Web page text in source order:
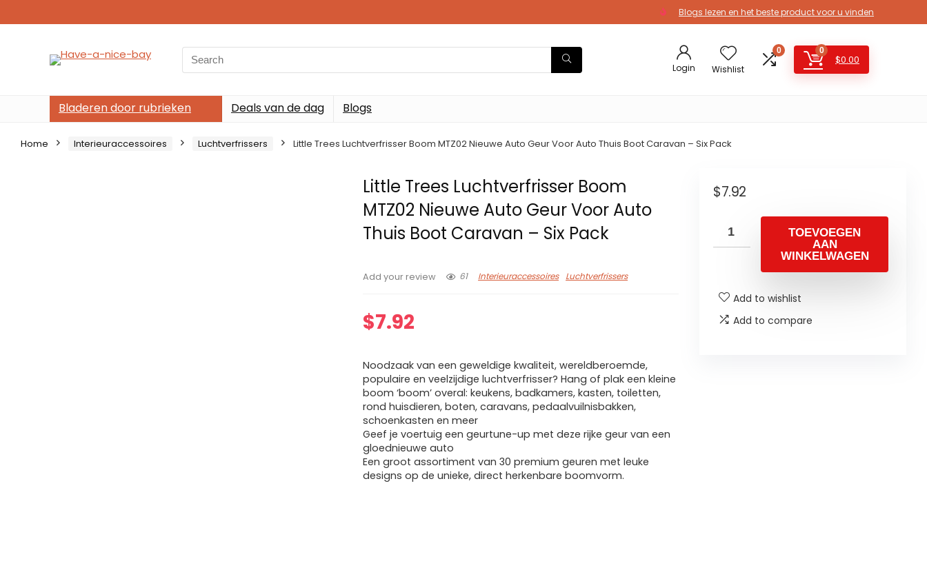
Blogs lezen en het beste product voor u vinden
Search
for:
Login Wishlist
0 0
$0.00
Bladeren door rubrieken Deals van de dag Blogs
Home Interieuraccessoires Luchtverfrissers Little Trees Luchtverfrisser Boom MTZ02 Nieuwe Auto Geur Voor Auto Thuis Boot Caravan – Six Pack
Little Trees Luchtverfrisser Boom
MTZ02 Nieuwe Auto Geur Voor Auto
Thuis Boot Caravan – Six Pack
Add your review 61 Interieuraccessoires Luchtverfrissers
$7.92
Noodzaak van een geweldige kwaliteit, wereldberoemde,
populaire en veelzijdige luchtverfrisser? Hang of plak een kleine
boom ‘boom’ overal: keukens, badkamers, kasten, toiletten,
rond huisdieren, boten, caravans, pedaalvuilnisbakken,
schoenkasten en meer
Geef je voertuig een geurtune-up met deze rijke geur van een
gloednieuwe auto
Een groot assortiment van 30 premium geuren met leuke
designs op de unieke, direct herkenbare boomvorm.
$7.92
TOEVOEGEN
AAN
WINKELWAGEN
Add to wishlist
Add to compare